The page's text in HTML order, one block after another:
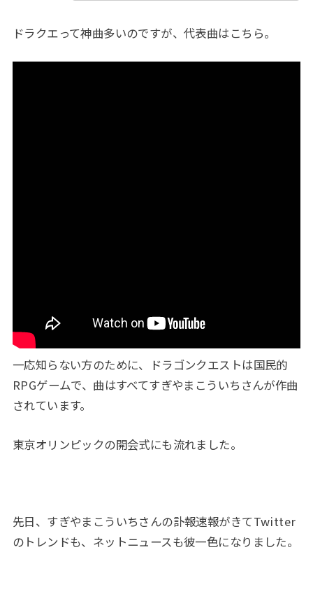
ドラクエって神曲多いのですが、代表曲はこちら。
一応知らない方のために、ドラゴンクエストは国民的
RPGゲームで、曲はすべてすぎやまこういちさんが作曲
されています。
東京オリンピックの開会式にも流れました。
先日、すぎやまこういちさんの訃報速報がきてTwitter
のトレンドも、ネットニュースも彼一色になりました。